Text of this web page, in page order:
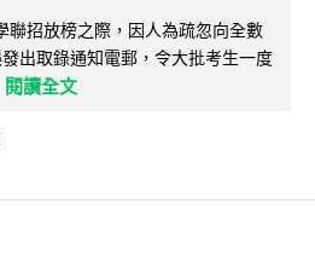
聯招放榜之際，因人為疏忽向全數
出取錄通知電郵，令大批考生一度
閱讀全文